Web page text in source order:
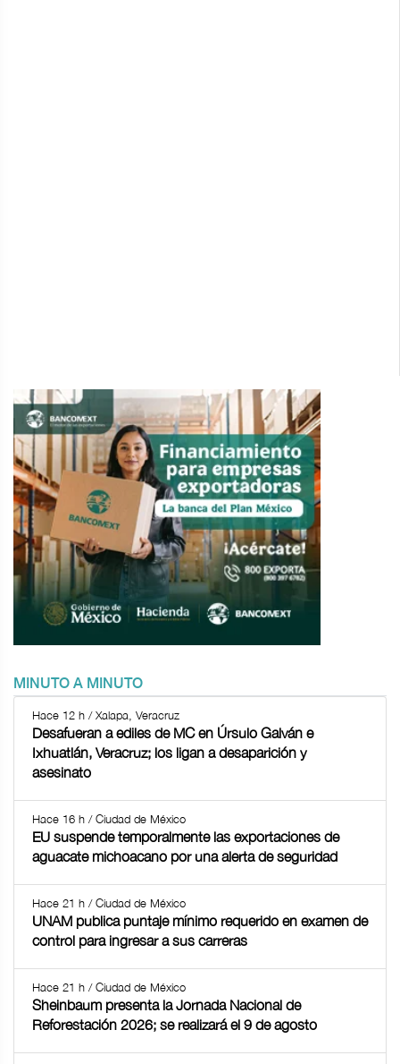
MINUTO A MINUTO
Hace 12 h / Xalapa, Veracruz
Desafueran a ediles de MC en Úrsulo Galván e
Ixhuatlán, Veracruz; los ligan a desaparición y
asesinato
Hace 16 h / Ciudad de México
EU suspende temporalmente las exportaciones de
aguacate michoacano por una alerta de seguridad
Hace 21 h / Ciudad de México
UNAM publica puntaje mínimo requerido en examen de
control para ingresar a sus carreras
Hace 21 h / Ciudad de México
Sheinbaum presenta la Jornada Nacional de
Reforestación 2026; se realizará el 9 de agosto